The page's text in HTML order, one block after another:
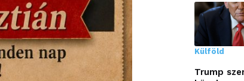
Külföld
Trump